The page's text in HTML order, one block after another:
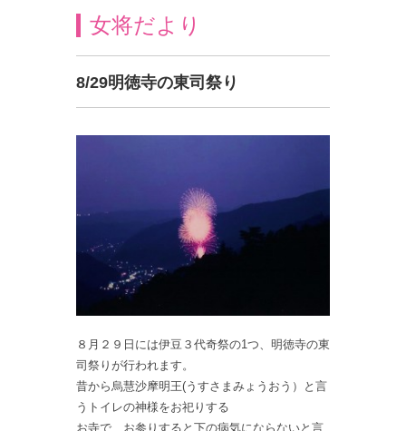
女将だより
8/29明徳寺の東司祭り
８月２９日には伊豆３代奇祭の1つ、明徳寺の東
司祭りが行われます。
昔から烏慧沙摩明王(うすさまみょうおう）と言
うトイレの神様をお祀りする
お寺で、お参りすると下の病気にならないと言